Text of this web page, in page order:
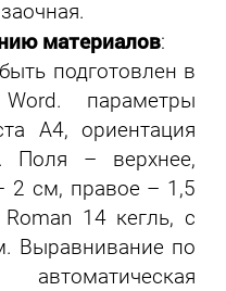
материалов:
подготовлен в
параметры
А4, ориентация
Поля – верхнее,
2 см, правое – 1,5
14 кегль, с
Выравнивание по